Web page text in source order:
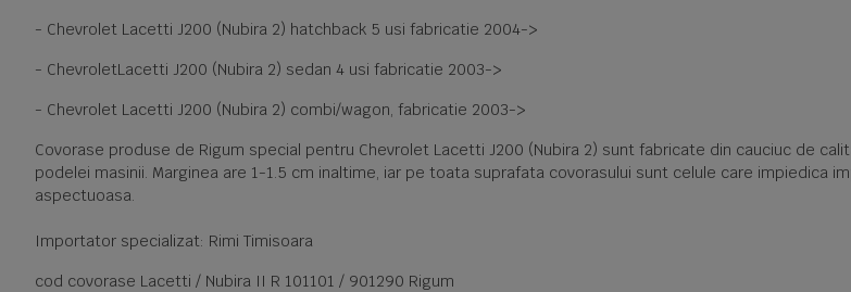
- Chevrolet Lacetti J200 (Nubira 2) hatchback 5 usi fabricatie 2004->
- ChevroletLacetti J200 (Nubira 2) sedan 4 usi fabricatie 2003->
- Chevrolet Lacetti J200 (Nubira 2) combi/wagon, fabricatie 2003->
Covorase produse de Rigum special pentru Chevrolet Lacetti J200 (Nubira 2) sunt fabricate din cauciuc de
podelei masinii. Marginea are 1-1.5 cm inaltime, iar pe toata suprafata covorasului sunt celule care impiedica
aspectuoasa.
Importator specializat: Rimi Timisoara
cod covorase Lacetti / Nubira II R 101101 / 901290 Rigum